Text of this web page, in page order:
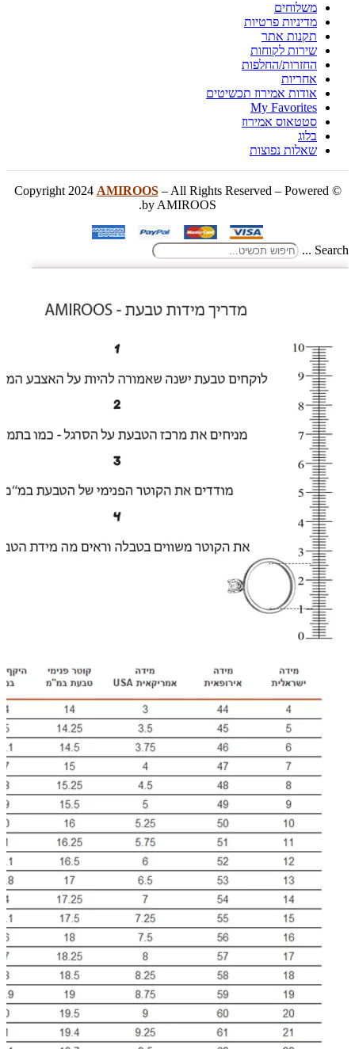
משלוחים
מדיניות פרטיות
תקנות אתר
שירות לקוחות
החזרות/החלפות
אחריות
אודות אמירוז תכשיטים
My Favorites
סטטאוס אמירוז
בלוג
שאלות נפוצות
© Copyright 2024
AMIROOS– All Rights Reserved – Powered
by AMIROOS.
Search ...